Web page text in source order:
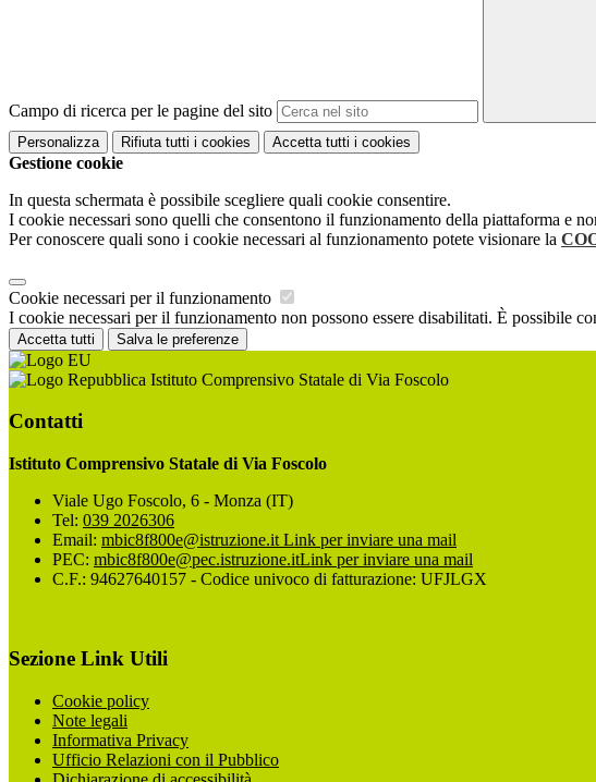
Campo di ricerca per le pagine del sito
Personalizza Rifiuta tutti i cookies Accetta tutti i cookies
Gestione cookie
In questa schermata è possibile scegliere quali cookie consentire.
I cookie necessari sono quelli che consentono il funzionamento della piattaforma e
Per conoscere quali sono i cookie necessari al funzionamento potete visionare la
Cookie necessari per il funzionamento
I cookie necessari per il funzionamento non possono essere disabilitati. È possibile
Accetta tutti Salva le preferenze
Istituto Comprensivo Statale di Via Foscolo
Contatti
Istituto Comprensivo Statale di Via Foscolo
Viale Ugo Foscolo, 6 - Monza (IT)
Tel: 039 2026306
Email: mbic8f800e@istruzione.it Link per inviare una mail
PEC: mbic8f800e@pec.istruzione.itLink per inviare una mail
C.F.: 94627640157 - Codice univoco di fatturazione: UFJLGX
Sezione Link Utili
Cookie policy
Note legali
Informativa Privacy
Ufficio Relazioni con il Pubblico